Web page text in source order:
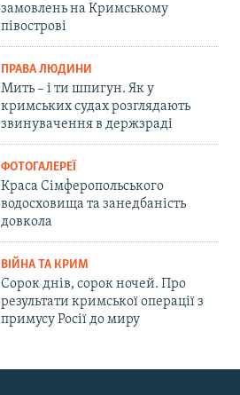
замовлень на Кримському
півострові
ПРАВА ЛЮДИНИ
Мить – і ти шпигун. Як у
кримських судах розглядають
звинувачення в держзраді
ФОТОГАЛЕРЕЇ
Краса Сімферопольського
водосховища та занедбаність
довкола
ВІЙНА ТА КРИМ
Сорок днів, сорок ночей. Про
результати кримської операції з
примусу Росії до миру